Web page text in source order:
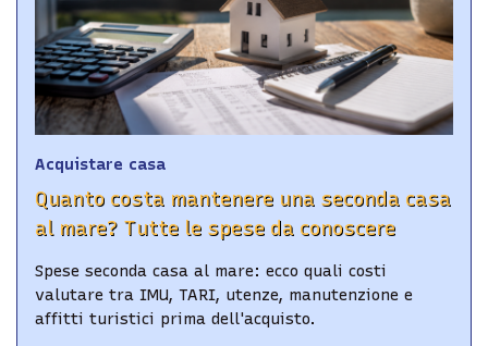
Acquistare casa
Quanto costa mantenere una seconda casa
al mare? Tutte le spese da conoscere
Spese seconda casa al mare: ecco quali costi
valutare tra IMU, TARI, utenze, manutenzione e
affitti turistici prima dell'acquisto.